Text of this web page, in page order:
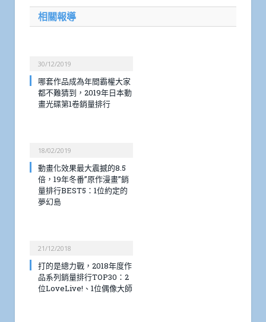
相關報導
30/12/2019
哪套作品成為年間霸權大家
都不難猜到，2019年日本動
畫光碟第1卷銷量排行
18/02/2019
動畫化效果最大震撼的8.5
倍，19年冬番”原作漫畫”銷
量排行BEST5：1位約定的
夢幻島
21/12/2018
打的是總力戰，2018年度作
品系列銷量排行TOP30：2
位LoveLive!、1位偶像大師